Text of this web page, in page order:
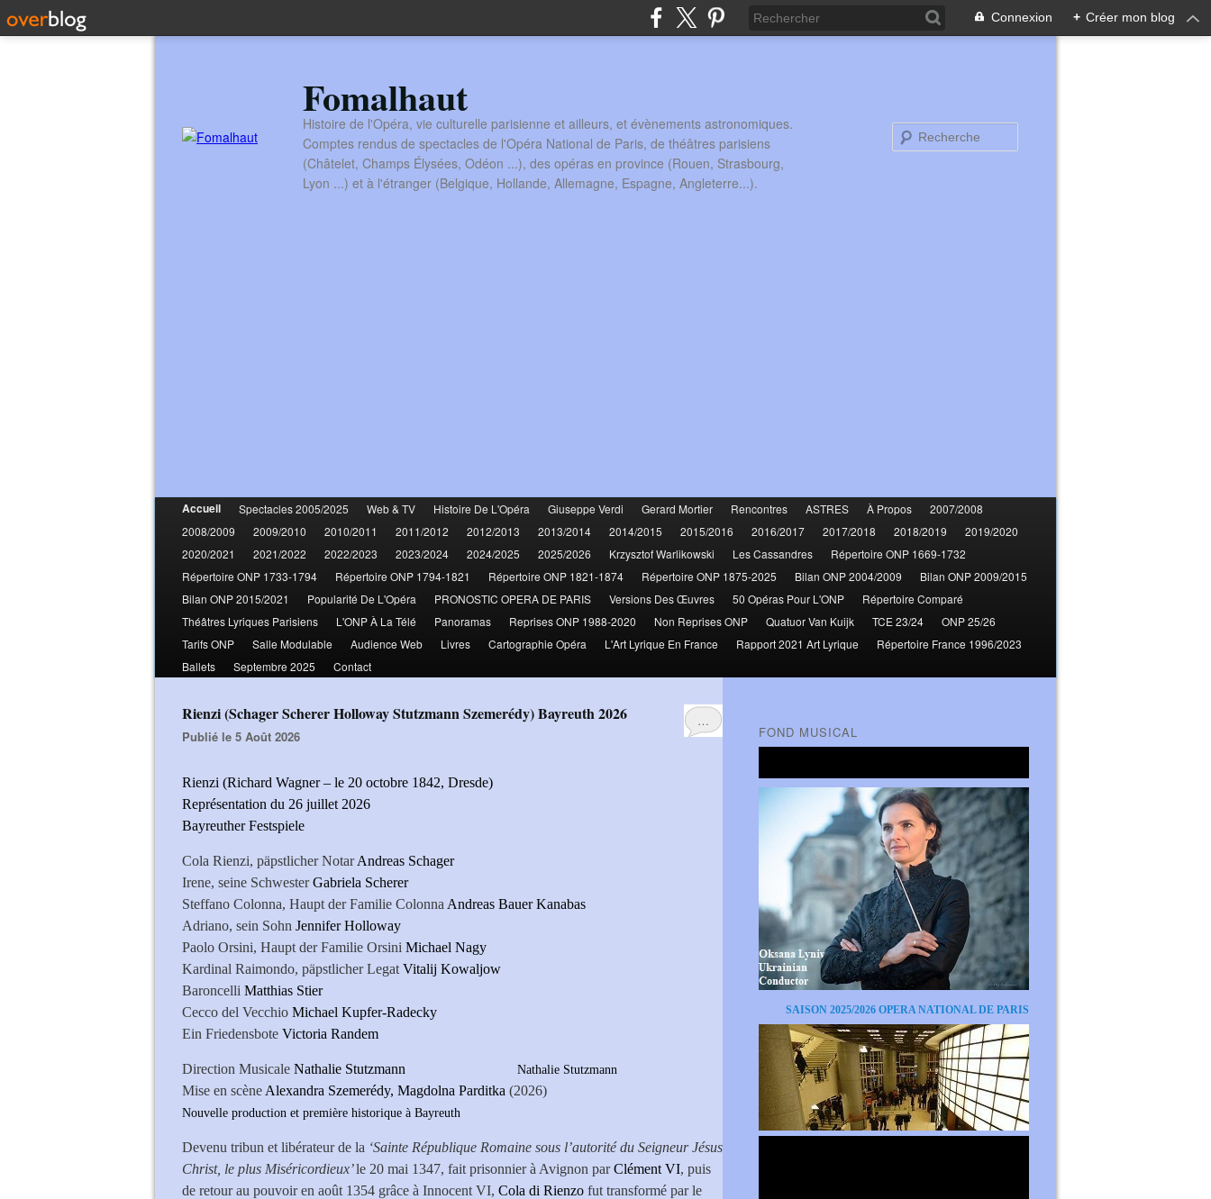
Connexion + Créer mon blog
Fomalhaut
Histoire de l'Opéra, vie culturelle parisienne et ailleurs, et évènements astronomiques.
Comptes rendus de spectacles de l'Opéra National de Paris, de théâtres parisiens
(Châtelet, Champs Élysées, Odéon ...), des opéras en province (Rouen, Strasbourg,
Lyon ...) et à l'étranger (Belgique, Hollande, Allemagne, Espagne, Angleterre...).
Accueil Spectacles 2005/2025 Web & TV Histoire De L'Opéra Giuseppe Verdi Gerard Mortier Rencontres ASTRES À Propos
2007/2008
2008/2009
2009/2010 2010/2011 2011/2012 2012/2013 2013/2014 2014/2015 2015/2016 2016/2017 2017/2018 2018/2019
2019/2020
2020/2021
2021/2022 2022/2023 2023/2024 2024/2025 2025/2026 Krzysztof Warlikowski Les Cassandres
Répertoire ONP 1669-1732
Répertoire ONP 1733-1794
Répertoire ONP 1794-1821 Répertoire ONP 1821-1874 Répertoire ONP 1875-2025 Bilan ONP 2004/2009
Bilan ONP 2009/2015
Bilan ONP 2015/2021
Popularité De L'Opéra PRONOSTIC OPERA DE PARIS Versions Des Œuvres 50 Opéras Pour L'ONP
Répertoire Comparé
Théâtres Lyriques Parisiens
L'ONP À La Télé Panoramas Reprises ONP 1988-2020 Non Reprises ONP Quatuor Van Kuijk TCE 23/24
ONP 25/26
Tarifs ONP
Salle Modulable Audience Web Livres Cartographie Opéra L'Art Lyrique En France Rapport 2021 Art Lyrique
Répertoire France 1996/2023
Ballets
Septembre 2025 Contact
…
Rienzi (Schager Scherer Holloway Stutzmann Szemerédy) Bayreuth 2026
Publié le 5 Août 2026
Rienzi (Richard Wagner – le 20 octobre 1842, Dresde)
Représentation du 26 juillet 2026
Bayreuther Festspiele
Cola Rienzi, päpstlicher NotarAndreas Schager
Irene, seine SchwesterGabriela Scherer
Steffano Colonna, Haupt der Familie Colonna Andreas Bauer Kanabas
Adriano, sein Sohn Jennifer Holloway
Paolo Orsini, Haupt der Familie Orsini Michael Nagy
Kardinal Raimondo, päpstlicher Legat Vitalij Kowaljow
Baroncelli Matthias Stier
Cecco del Vecchio Michael Kupfer-Radecky
Ein Friedensbote Victoria Randem
Direction Musicale Nathalie Stutzmann Nathalie Stutzmann
Mise en scène Alexandra Szemerédy, Magdolna Parditka (2026)
Nouvelle production et première historique à Bayreuth
Devenu tribun et libérateur de la ‘Sainte République Romaine sous l’autorité du Seigneur Jésus
Christ, le plus Miséricordieux’le 20 mai 1347, fait prisonnier à Avignon parClément VI, puis
de retour au pouvoir en août 1354 grâce à Innocent VI, Cola di Rienzo fut transformé par le
FOND MUSICAL
SAISON 2025/2026 OPERA NATIONAL DE PARIS